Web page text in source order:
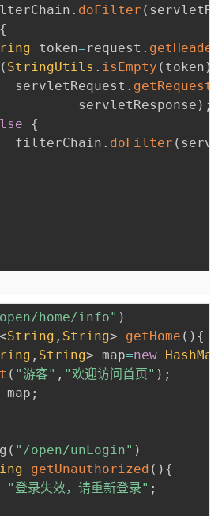
. doFilter (
{
token=request . getHeader
( StringUtils . isEmpty ( token )
servletRequest
.
servletResponse
) ;
{
filterChain
. doFilter (
home/info" )
<String , String> getHome ( ) {
, String> map=new HashMap
( "游客" , "欢迎访问首页" ) ;
map ;
( "/open/unLogin" )
getUnauthorized ( ) {
"登录失效，请重新登录" ;